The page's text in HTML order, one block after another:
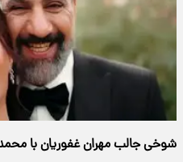
شوخی جالب مهران غفوریان با